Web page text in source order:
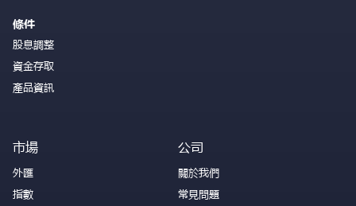
條件
股息調整
資金存取
產品資訊
市場
外匯
指數
公司
關於我們
常見問題